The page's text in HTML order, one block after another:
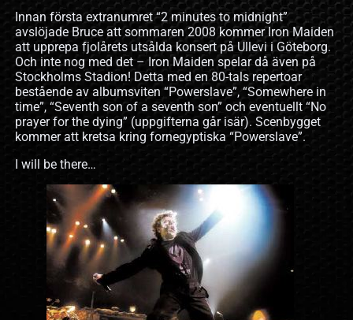
Innan första extranumret “2 minutes to midnight”
avslöjade Bruce att sommaren 2008 kommer Iron Maiden
att upprepa fjolårets utsålda konsert på Ullevi i Göteborg.
Och inte nog med det – Iron Maiden spelar då även på
Stockholms Stadion! Detta med en 80-tals repertoar
bestående av albumsviten “Powerslave”, “Somewhere in
time”, “Seventh son of a seventh son” och eventuellt “No
prayer for the dying” (uppgifterna går isär). Scenbygget
kommer att kretsa kring fornegyptiska “Powerslave”.
I will be there…